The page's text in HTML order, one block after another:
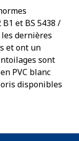
et BS 5438 /
les dernières
et ont un
sont
PVC blanc
disponibles